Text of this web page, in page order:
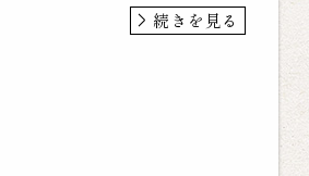
続きを見る